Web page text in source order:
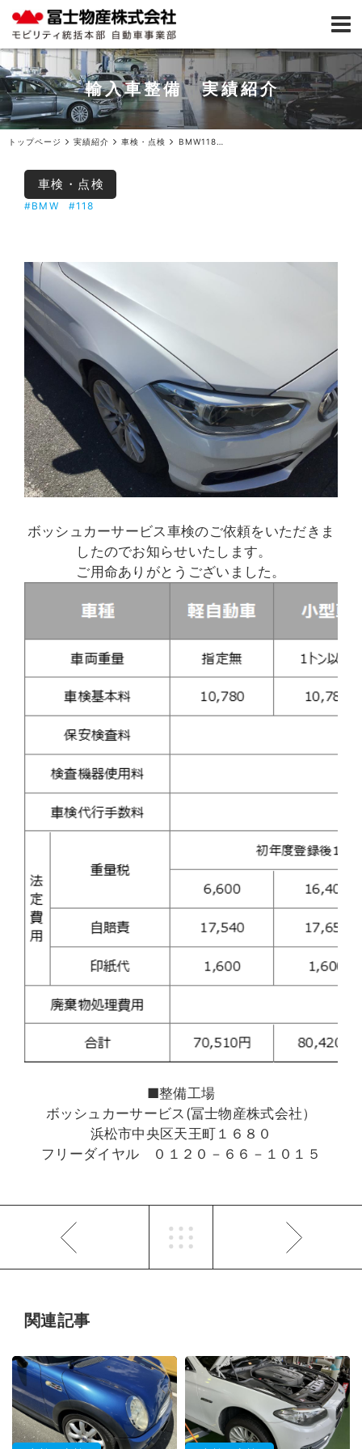
輸入車整備 実績紹介
トップページ 実績紹介 車検・点検
車検・点検
#BMW #118
ボッシュカーサービス車検のご依頼をいただきま
したのでお知らせいたします。
ご用命ありがとうございました。
■整備工場
ボッシュカーサービス(冨士物産株式会社）
浜松市中央区天王町１６８０
フリーダイヤル ０１２０－６６－１０１５
関連記事